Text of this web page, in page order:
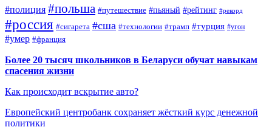
#полиция #польша #путешествие #пьяный #рейтинг #рекорд
#россия #сигарета #сша #технологии #трамп #турция #угон
#умер #франция
Более 20 тысяч школьников в Беларуси обучат навыкам
спасения жизни
Как происходит вскрытие авто?
Европейский центробанк сохраняет жёсткий курс денежной
политики